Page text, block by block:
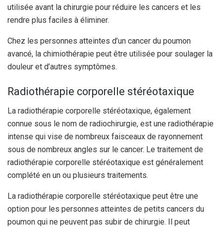
utilisée avant la chirurgie pour réduire les cancers et les
rendre plus faciles à éliminer.
Chez les personnes atteintes d’un cancer du poumon
avancé, la chimiothérapie peut être utilisée pour soulager la
douleur et d’autres symptômes.
Radiothérapie corporelle stéréotaxique
La radiothérapie corporelle stéréotaxique, également
connue sous le nom de radiochirurgie, est une radiothérapie
intense qui vise de nombreux faisceaux de rayonnement
sous de nombreux angles sur le cancer. Le traitement de
radiothérapie corporelle stéréotaxique est généralement
complété en un ou plusieurs traitements.
La radiothérapie corporelle stéréotaxique peut être une
option pour les personnes atteintes de petits cancers du
poumon qui ne peuvent pas subir de chirurgie. Il peut